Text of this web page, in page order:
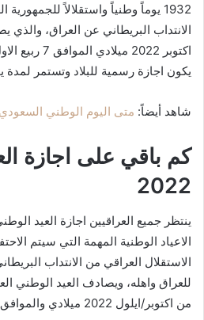
1932 يوماً وطنياً واستقلالاً
يكون اجازة رسمية للبلاد وتستمر لمدة
شاهد أيضاً: متى اليوم الوطني السعودي 1444 /2022
كم باقي على اجازة
2022
ينتظر جميع العراقيين اجازة العيد
الاعياد الوطنية المهمة التي سيتم
الاستقلال العراقي من الانتداب
للعراق واهله، ويصادف العيد الوطني
من اكتوبر/ايلول 2022 ميلادي والموافق 7 ربيع اول 1444 هجري.